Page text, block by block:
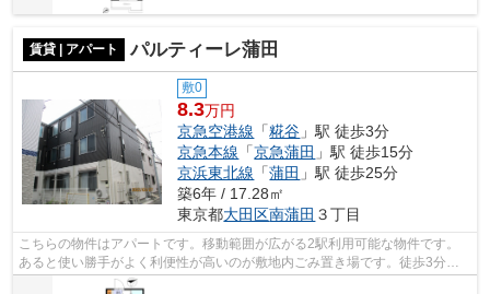
賃貸 | アパート パルティーレ蒲田
敷0
8.3万円
京急空港線 「糀谷 」駅 徒歩3分
京急本線 「京急蒲田 」駅 徒歩15分
京浜東北線 「蒲田 」駅 徒歩25分
築6年 / 17.28㎡
東京都大田区南蒲田 ３丁目
こちらの物件はアパートです。移動範囲が広がる2駅利用可能な物件です。
あると使い勝手がよく利便性が高いのが敷地内ごみ置き場です。徒歩3分の
位置に駅がある物件です。大田区に詳し...